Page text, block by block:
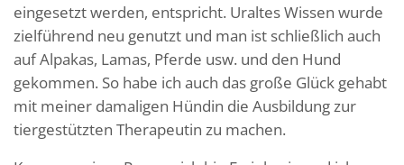
eingesetzt werden, entspricht. Uraltes Wissen wurde
zielführend neu genutzt und man ist schließlich auch
auf Alpakas, Lamas, Pferde usw. und den Hund
gekommen. So habe ich auch das große Glück gehabt
mit meiner damaligen Hündin die Ausbildung zur
tiergestützten Therapeutin zu machen.